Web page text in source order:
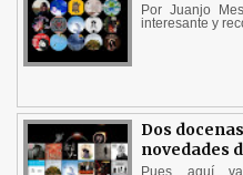
Por Juanjo
interesante y
Dos
novedades
Pues aquí